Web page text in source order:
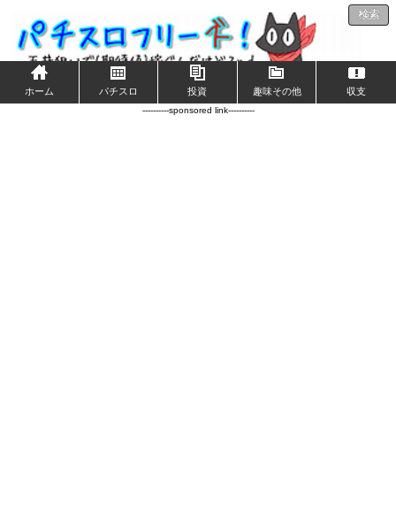
検索
ホーム パチスロ 投資 趣味その他 収支
----------sponsored link----------